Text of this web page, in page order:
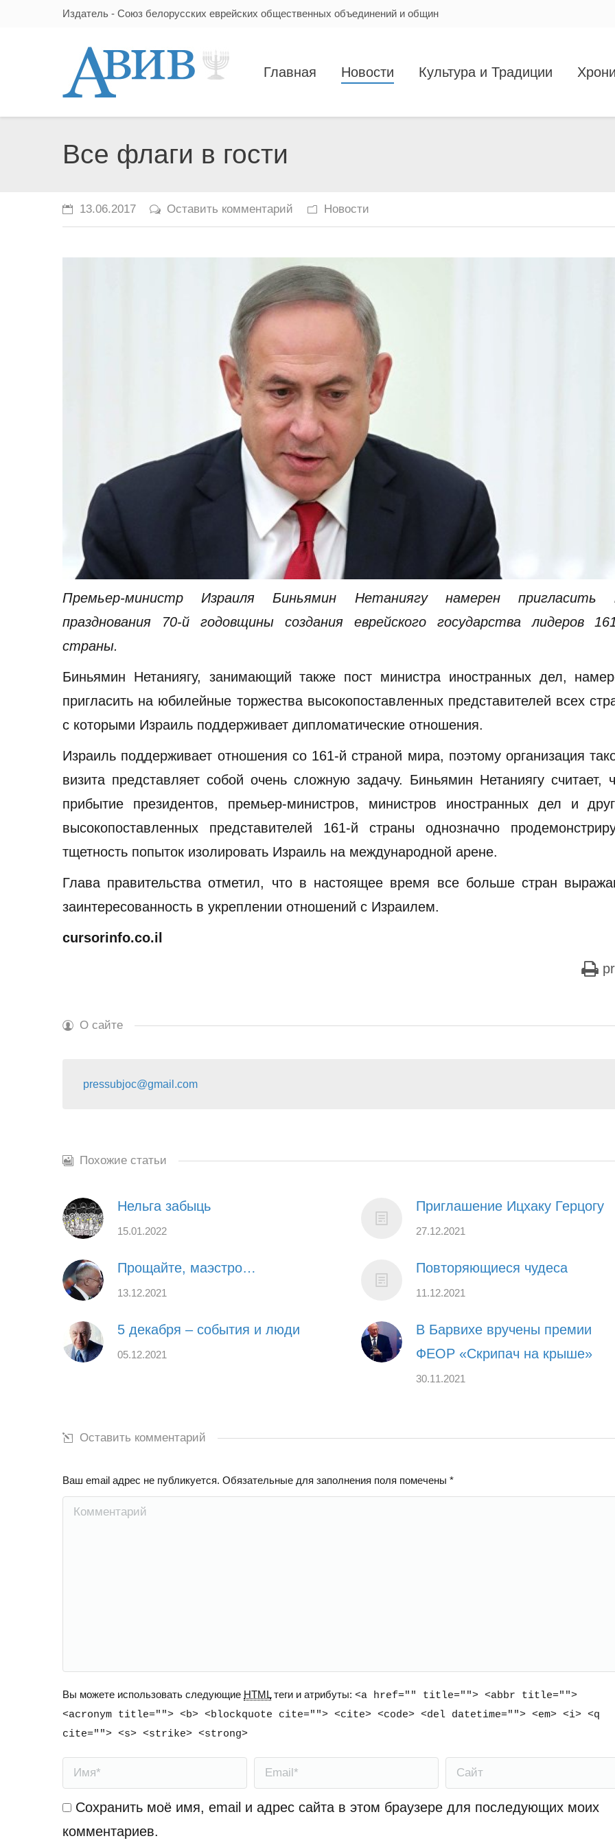
Издатель - Союз белорусских еврейских общественных объединений и общин
Главная Новости Культура и Традиции
Все флаги в гости
13.06.2017 Оставить комментарий Новости
Премьер-министр Израиля Биньямин Нетаниягу намерен пригласить
празднования 70-й годовщины создания еврейского государства лидеров
страны.
Биньямин Нетаниягу, занимающий также пост министра иностранных дел,
пригласить на юбилейные торжества высокопоставленных представителей всех
с которыми Израиль поддерживает дипломатические отношения.
Израиль поддерживает отношения со 161-й страной мира, поэтому организация
визита представляет собой очень сложную задачу. Биньямин Нетаниягу считает,
прибытие президентов, премьер-министров, министров иностранных дел и
высокопоставленных представителей 161-й страны однозначно
тщетность попыток изолировать Израиль на международной арене.
Глава правительства отметил, что в настоящее время все больше стран
заинтересованность в укреплении отношений с Израилем.
cursorinfo.co.il
О сайте
pressubjoc@gmail.com
Похожие статьи
Нельга забыць
15.01.2022
Приглашение Ицхаку Герцогу
27.12.2021
Прощайте, маэстро…
13.12.2021
Повторяющиеся чудеса
11.12.2021
5 декабря – события и люди
05.12.2021
В Барвихе вручены премии
ФЕОР «Скрипач на крыше»
30.11.2021
Оставить комментарий
Ваш email адрес не публикуется. Обязательные для заполнения поля помечены *
Комментарий
Вы можете использовать следующие HTMLтеги и атрибуты: <a href="" title=""> <abbr title="">
<acronym title=""> <b> <blockquote cite=""> <cite> <code> <del datetime=""> <em> <i> <q
cite=""> <s> <strike> <strong>
Имя * Email * Сайт
Сохранить моё имя, email и адрес сайта в этом браузере для последующих моих
комментариев.